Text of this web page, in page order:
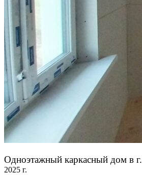
Одноэтажный каркасный дом в
2025 г.